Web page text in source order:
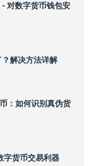
对数字货币钱包安
解决方法详解
：如何识别真伪货
货币交易利器